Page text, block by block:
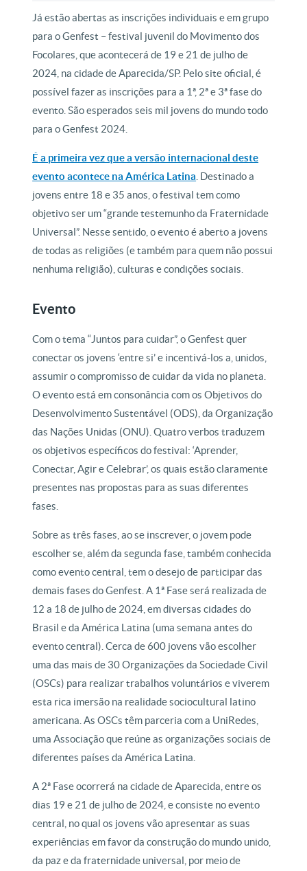
Já estão abertas as inscrições individuais e em grupo
para o Genfest – festival juvenil do Movimento dos
Focolares, que acontecerá de 19 e 21 de julho de
2024, na cidade de Aparecida/SP. Pelo site oficial, é
possível fazer as inscrições para a 1ª, 2ª e 3ª fase do
evento. São esperados seis mil jovens do mundo todo
para o Genfest 2024.
É a primeira vez que a versão internacional deste
evento acontece na América Latina . Destinado a
jovens entre 18 e 35 anos, o festival tem como
objetivo ser um “grande testemunho da Fraternidade
Universal”. Nesse sentido, o evento é aberto a jovens
de todas as religiões (e também para quem não possui
nenhuma religião), culturas e condições sociais.
Evento
Com o tema “Juntos para cuidar”, o Genfest quer
conectar os jovens ‘entre si’ e incentivá-los a, unidos,
assumir o compromisso de cuidar da vida no planeta.
O evento está em consonância com os Objetivos do
Desenvolvimento Sustentável (ODS), da Organização
das Nações Unidas (ONU). Quatro verbos traduzem
os objetivos específicos do festival: ‘Aprender,
Conectar, Agir e Celebrar’, os quais estão claramente
presentes nas propostas para as suas diferentes
fases.
Sobre as três fases, ao se inscrever, o jovem pode
escolher se, além da segunda fase, também conhecida
como evento central, tem o desejo de participar das
demais fases do Genfest. A 1ª Fase será realizada de
12 a 18 de julho de 2024, em diversas cidades do
Brasil e da América Latina (uma semana antes do
evento central). Cerca de 600 jovens vão escolher
uma das mais de 30 Organizações da Sociedade Civil
(OSCs) para realizar trabalhos voluntários e viverem
esta rica imersão na realidade sociocultural latino
americana. As OSCs têm parceria com a UniRedes,
uma Associação que reúne as organizações sociais de
diferentes países da América Latina.
A 2ª Fase ocorrerá na cidade de Aparecida, entre os
dias 19 e 21 de julho de 2024, e consiste no evento
central, no qual os jovens vão apresentar as suas
experiências em favor da construção do mundo unido,
da paz e da fraternidade universal, por meio de